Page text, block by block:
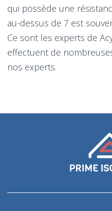
qui possède une
au-dessus de 7 est
Ce sont les experts de
effectuent de
nos experts.